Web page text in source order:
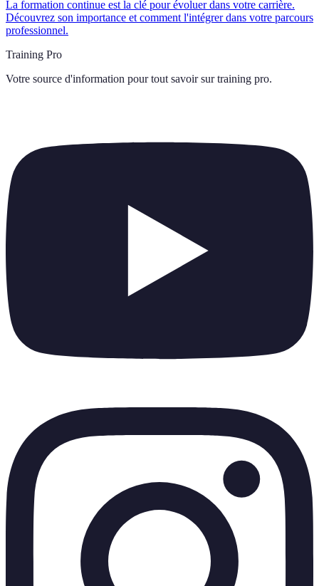
La formation continue est la clé pour évoluer dans votre carrière.
Découvrez son importance et comment l'intégrer dans votre parcours
professionnel.
Training Pro
Votre source d'information pour tout savoir sur training pro.